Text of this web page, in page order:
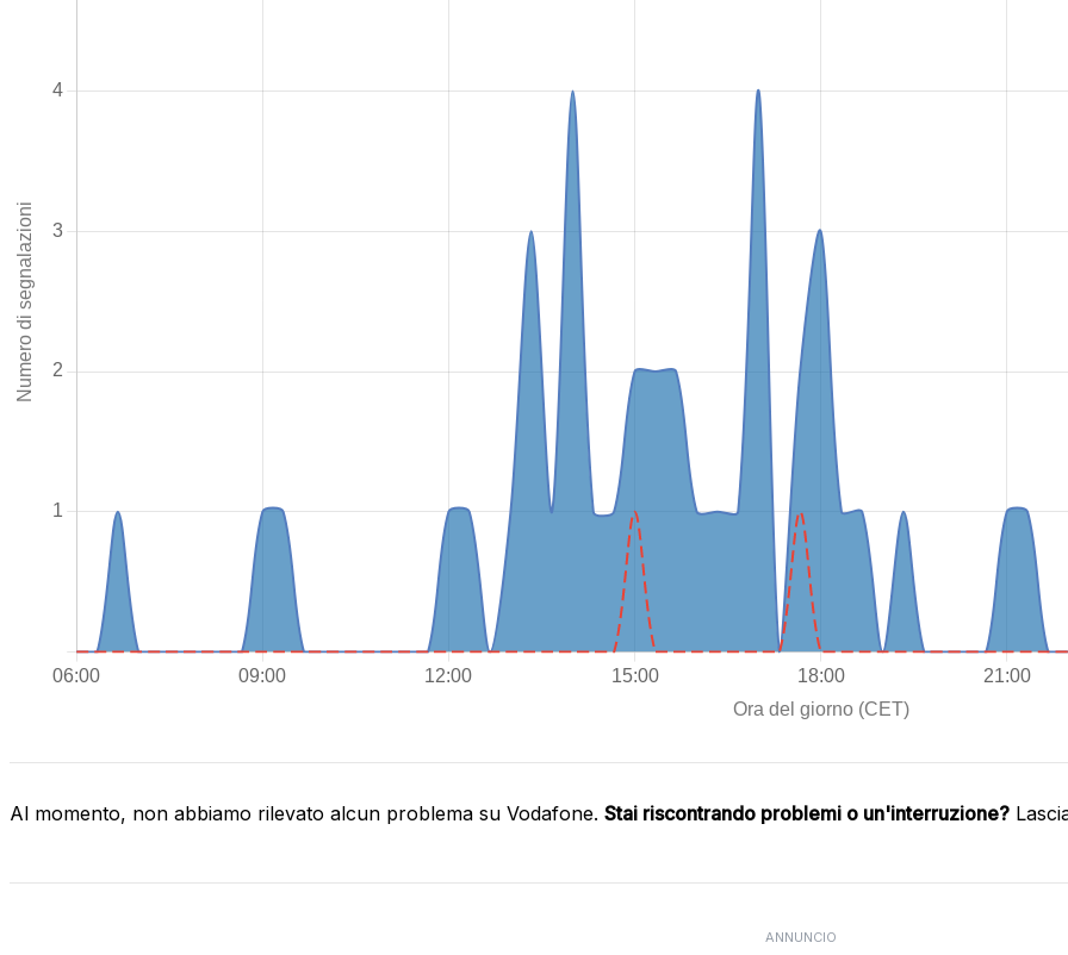
Al momento, non abbiamo rilevato alcun problema su Vodafone. Stai riscontrando problemi o un'interruzione?
ANNUNCIO